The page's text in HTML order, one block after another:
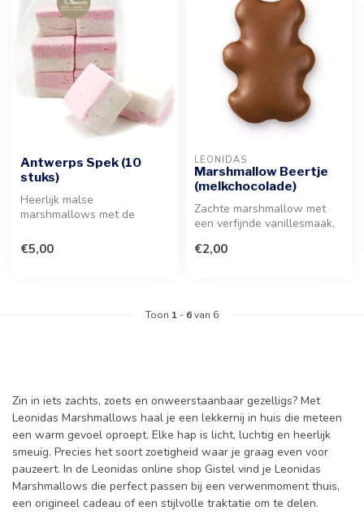
Antwerps Spek (10
stuks)
Heerlijk malse
marshmallows met de
verfijnde traktatie ...
€5,00
LEONIDAS
Marshmallow Beertje
(melkchocolade)
Zachte marshmallow met
een verfijnde vanillesmaak,
laa...
€2,00
Toon 1 - 6van 6
Zin in iets zachts, zoets en onweerstaanbaar gezelligs? Met
Leonidas Marshmallows haal je een lekkernij in huis die meteen
een warm gevoel oproept. Elke hap is licht, luchtig en heerlijk
smeuïg. Precies het soort zoetigheid waar je graag even voor
pauzeert. In de Leonidas online shop Gistel vind je Leonidas
Marshmallows die perfect passen bij een verwenmoment thuis,
een origineel cadeau of een stijlvolle traktatie om te delen.